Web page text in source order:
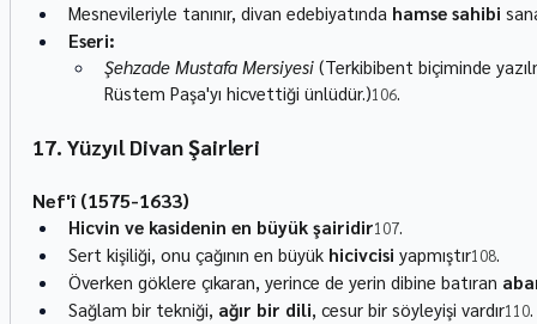
Mesnevileriyle tanınır, divan edebiyatında hamse sahibi
Eseri:
Şehzade Mustafa Mersiyesi (Terkibibent biçiminde
Rüstem Paşa'yı hicvettiği ünlüdür.)106.
17. Yüzyıl Divan Şairleri
Nef'î (1575-1633)
Hicvin ve kasidenin en büyük şairidir107.
Sert kişiliği, onu çağının en büyük hicivcisi yapmıştır108.
Överken göklere çıkaran, yerince de yerin dibine batıran
Sağlam bir tekniği, ağır bir dili, cesur bir söyleyişi vardır110.